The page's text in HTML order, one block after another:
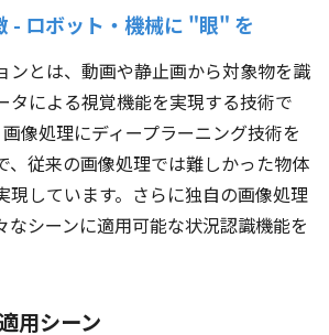
- ロボット・機械に "眼" を
ンとは、動画や静止画から対象物を識
タによる視覚機能を実現する技術で
像処理にディープラーニング技術を
、従来の画像処理では難しかった物体
現しています。さらに独自の画像処理
なシーンに適用可能な状況認識機能を
用シーン